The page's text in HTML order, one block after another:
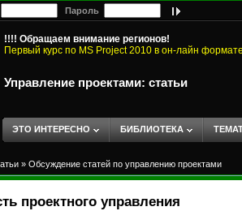
Пароль
!!!! Обращаем внимание регионов!
Первый курс по MS Project 2010 в он-лайн
Управление проектами: статьи
ЭТО ИНТЕРЕСНО БИБЛИОТЕКА
» Обсуждение статей по управлению проектами
проектного управления